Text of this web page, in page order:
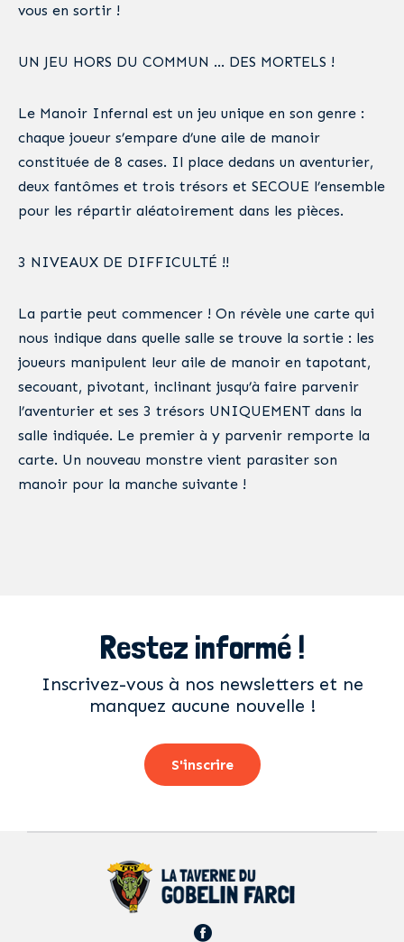
vous en sortir !
UN JEU HORS DU COMMUN … DES MORTELS !
Le Manoir Infernal est un jeu unique en son genre :
chaque joueur s’empare d’une aile de manoir
constituée de 8 cases. Il place dedans un aventurier,
deux fantômes et trois trésors et SECOUE l’ensemble
pour les répartir aléatoirement dans les pièces.
3 NIVEAUX DE DIFFICULTÉ !!
La partie peut commencer ! On révèle une carte qui
nous indique dans quelle salle se trouve la sortie : les
joueurs manipulent leur aile de manoir en tapotant,
secouant, pivotant, inclinant jusqu’à faire parvenir
l’aventurier et ses 3 trésors UNIQUEMENT dans la
salle indiquée. Le premier à y parvenir remporte la
carte. Un nouveau monstre vient parasiter son
manoir pour la manche suivante !
Restez informé !
Inscrivez-vous à nos newsletters et ne
manquez aucune nouvelle !
S'inscrire